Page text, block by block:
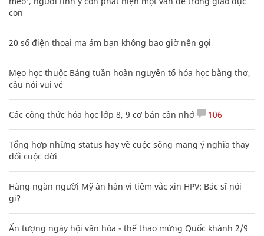
con
20 số điện thoại ma ám bạn không bao giờ nên gọi
Mẹo học thuộc Bảng tuần hoàn nguyên tố hóa học bằng thơ,
câu nói vui vẻ
Các công thức hóa học lớp 8, 9 cơ bản cần nhớ 106
Tổng hợp những status hay về cuộc sống mang ý nghĩa thay
đổi cuộc đời
Hàng ngàn người Mỹ ân hận vì tiêm vắc xin HPV: Bác sĩ nói
gì?
Ấn tượng ngày hội văn hóa - thể thao mừng Quốc khánh 2/9